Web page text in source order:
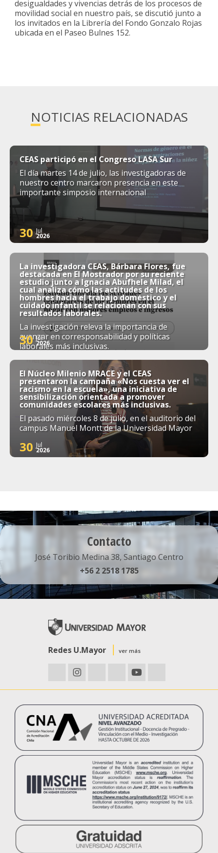
desigualdades y vivencias detrás de los procesos de
movilidad social en nuestro país, se discutió junto a
los invitados en la Librería del Fondo Gonzalo Rojas
ubicada en el Paseo Bulnes 152.
NOTICIAS RELACIONADAS
CEAS participó en el Congreso LASA Sur
El día martes 14 de julio, las investigadoras de
nuestro centro marcaron presencia en este
importante simposio internacional
30 Jul
2026
La investigadora CEAS, Bárbara Flores, fue
destacada en El Mostrador por su reciente
estudio junto a Ignacia Abufhele Milad, el
cual analiza cómo las actitudes de los
hombres hacia el trabajo doméstico y el
cuidado infantil se relacionan con sus
resultados laborales.
La investigación releva la importancia de
avanzar en corresponsabilidad y políticas
laborales más inclusivas.
30 Jul
2026
El Núcleo Milenio MRACE y el CEAS
presentaron la campaña «Nos cuesta ver el
racismo en la escuela», una iniciativa de
sensibilización orientada a promover
comunidades escolares más inclusivas.
El pasado miércoles 8 de julio, en el auditorio del
campus Manuel Montt de la Universidad Mayor
30 Jul
2026
Contacto
José Toribio Medina 38, Santiago Centro
+56 2 2518 1785
Redes U.Mayor ver más